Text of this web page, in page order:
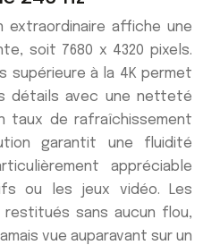
extraordinaire affiche une
soit 7680 x 4320 pixels.
à la 4K permet
détails avec une netteté
taux de rafraîchissement
garantit une fluidité
appréciable
ou les jeux vidéo. Les
sans aucun flou,
vue auparavant sur un